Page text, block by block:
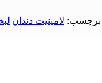
برچسب: لامینیت